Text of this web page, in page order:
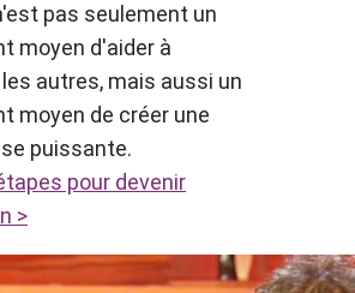
pas seulement un
moyen d'aider à
autres, mais aussi un
moyen de créer une
puissante.
pour devenir
>